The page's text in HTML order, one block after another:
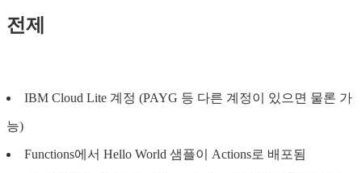
전제
IBM Cloud Lite 계정 (PAYG 등 다른 계정이 있으면 물론 가
능)
Functions에서 Hello World 샘플이 Actions로 배포됨